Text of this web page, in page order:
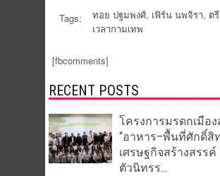
Tags: ทอย ปฐมพงศ์, เฟิร์น นพจิรา, ต
เวลากามเทพ
[fbcomments]
RECENT POSTS
โครงการมรดกเมือ
“อาหาร–พื้นที่ศักดิ์สิ
เศรษฐกิจสร้างสรรค์
ตัวนิทรร...